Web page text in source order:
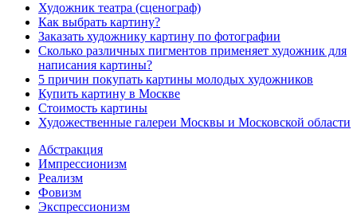
Художник театра (сценограф)
Как выбрать картину?
Заказать художнику картину по фотографии
Сколько различных пигментов применяет художник для
написания картины?
5 причин покупать картины молодых художников
Купить картину в Москве
Стоимость картины
Художественные галереи Москвы и Московской области
Абстракция
Импрессионизм
Реализм
Фовизм
Экспрессионизм